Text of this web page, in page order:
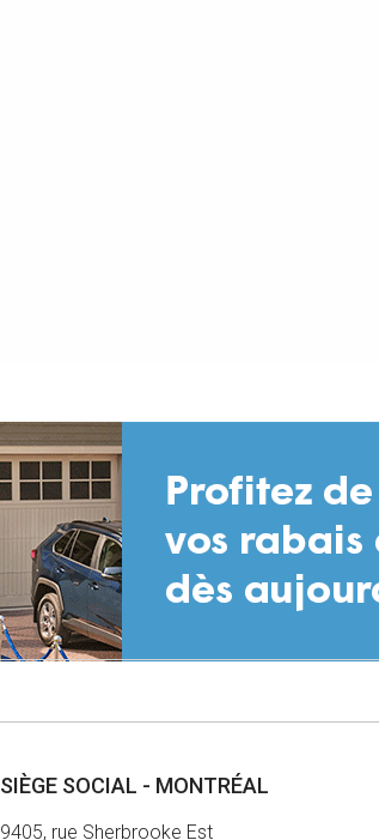
SIÈGE SOCIAL - MONTRÉAL
9405, rue Sherbrooke Est